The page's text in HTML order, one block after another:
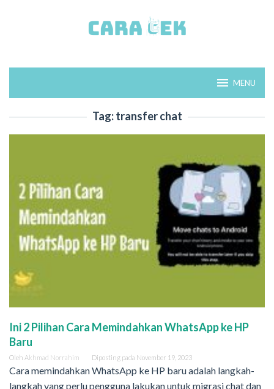
MENU
Tag:transfer chat
Ini 2 Pilihan Cara Memindahkan WhatsApp ke HP
Baru
Oleh Akhmad Norrahim Diposting pada November 19, 2023
Cara memindahkan WhatsApp ke HP baru adalah langkah-
langkah yang perlu pengguna lakukan untuk migrasi chat dan